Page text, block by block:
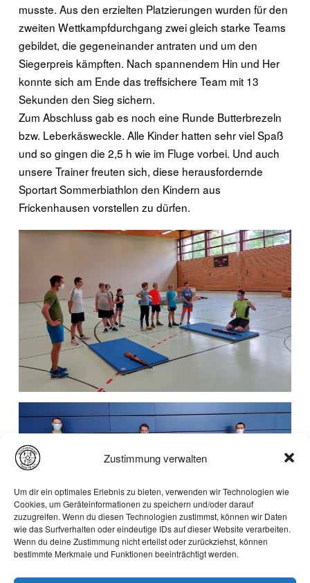
Zustimmung verwalten
Um dir ein optimales Erlebnis zu bieten, verwenden wir Technologien wie
Cookies, um Geräteinformationen zu speichern und/oder darauf
zuzugreifen. Wenn du diesen Technologien zustimmst, können wir Daten
wie das Surfverhalten oder eindeutige IDs auf dieser Website verarbeiten.
Wenn du deine Zustimmung nicht erteilst oder zurückziehst, können
bestimmte Merkmale und Funktionen beeinträchtigt werden.
musste. Aus den erzielten Platzierungen wurden für den
zweiten Wettkampfdurchgang zwei gleich starke Teams
gebildet, die gegeneinander antraten und um den
Siegerpreis kämpften. Nach spannendem Hin und Her
konnte sich am Ende das treffsichere Team mit 13
Sekunden den Sieg sichern.
Zum Abschluss gab es noch eine Runde Butterbrezeln
bzw. Leberkäsweckle. Alle Kinder hatten sehr viel Spaß
und so gingen die 2,5 h wie im Fluge vorbei. Und auch
unsere Trainer freuten sich, diese herausfordernde
Sportart Sommerbiathlon den Kindern aus
Frickenhausen vorstellen zu dürfen.